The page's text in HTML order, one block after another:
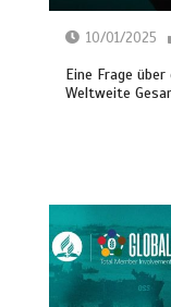
10/01/2025
Eine Frage
Weltweite